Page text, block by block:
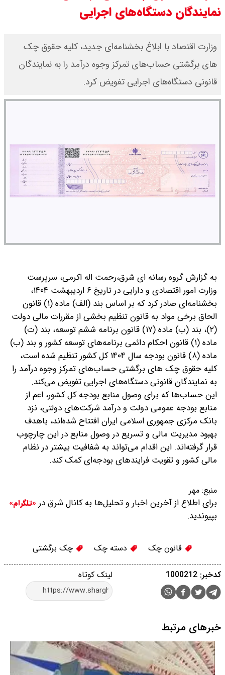
نمایندگان دستگاه‌های اجرایی
وزارت اقتصاد با ابلاغ بخشنامه‌ای جدید، کلیه حقوق چک
های برگشتی حساب‌های تمرکز وجوه درآمد را به نمایندگان
قانونی دستگاه‌های اجرایی تفویض کرد.
به گزارش گروه رسانه ای شرق،رحمت اله اکرمی، سرپرست
وزارت امور اقتصادی و دارایی در تاریخ ۶ اردیبهشت ۱۴۰۴،
بخشنامه‌ای صادر کرد که بر اساس بند (الف) ماده (۱) قانون
الحاق برخی مواد به قانون تنظیم بخشی از مقررات مالی دولت
(۲)، بند (ب) ماده (۱۷) قانون برنامه ششم توسعه، بند (ت)
ماده (۱) قانون احکام دائمی برنامه‌های توسعه کشور و بند (ب)
ماده (۸) قانون بودجه سال ۱۴۰۴ کل کشور تنظیم شده است،
کلیه حقوق چک های برگشتی حساب‌های تمرکز وجوه درآمد را
به نمایندگان قانونی دستگاه‌های اجرایی تفویض می‌کند.
این حساب‌ها که برای وصول منابع بودجه کل کشور، اعم از
منابع بودجه عمومی دولت و درآمد شرکت‌های دولتی، نزد
بانک مرکزی جمهوری اسلامی ایران افتتاح شده‌اند، باهدف
بهبود مدیریت مالی و تسریع در وصول منابع در این چارچوب
قرار گرفته‌اند. این اقدام می‌تواند به شفافیت بیشتر در نظام
مالی کشور و تقویت فرایندهای بودجه‌ای کمک کند.
منبع: مهر
برای اطلاع از آخرین اخبار و تحلیل‌ها به کانال شرق در «تلگرام»
بپیوندید.
قانون چک دسته چک چک برگشتی
لینک کوتاه کدخبر: 1000212
خبرهای مرتبط